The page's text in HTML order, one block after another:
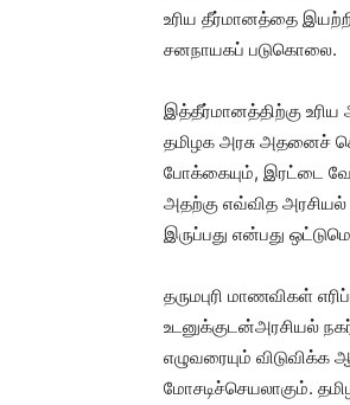
உரிய தீர்மானத்தை
சனநாயகப் படுகொலை.
இத்தீர்மானத்திற்கு
தமிழக அரசு அதனைச்
போக்கையும், இரட்டை
அதற்கு எவ்வித
இருப்பது என்பது
தருமபுரி மாணவிகள்
உடனுக்குடன்அரசியல்
எழுவரையும்
மோசடிச்செயலாகும்.